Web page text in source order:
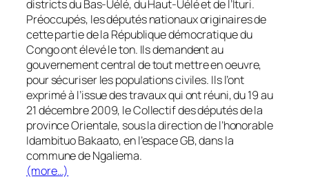
districts du Bas-Uélé, du Haut-Uélé et de l’Ituri.
Préoccupés, les députés nationaux originaires de
cette partie de la République démocratique du
Congo ont élevé le ton. Ils demandent au
gouvernement central de tout mettre en oeuvre,
pour sécuriser les populations civiles. Ils l’ont
exprimé à l’issue des travaux qui ont réuni, du 19 au
21 décembre 2009, le Collectif des députés de la
province Orientale, sous la direction de l’honorable
Idambituo Bakaato, en l’espace GB, dans la
commune de Ngaliema.
(more…)